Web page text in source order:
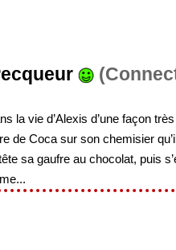
la vie d’Alexis d’une façon
de Coca sur son chemisier
sa gaufre au chocolat, puis